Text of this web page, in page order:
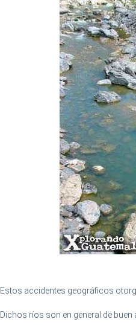
Estos accidentes geográficos
Dichos ríos son en general de